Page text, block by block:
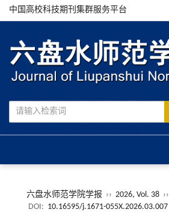
中国高校科技期刊集群服务平台
六盘水师范学院学报 ›› 2026, Vol. 38 ››
DOI: 10.16595/j.1671-055X.2026.03.007